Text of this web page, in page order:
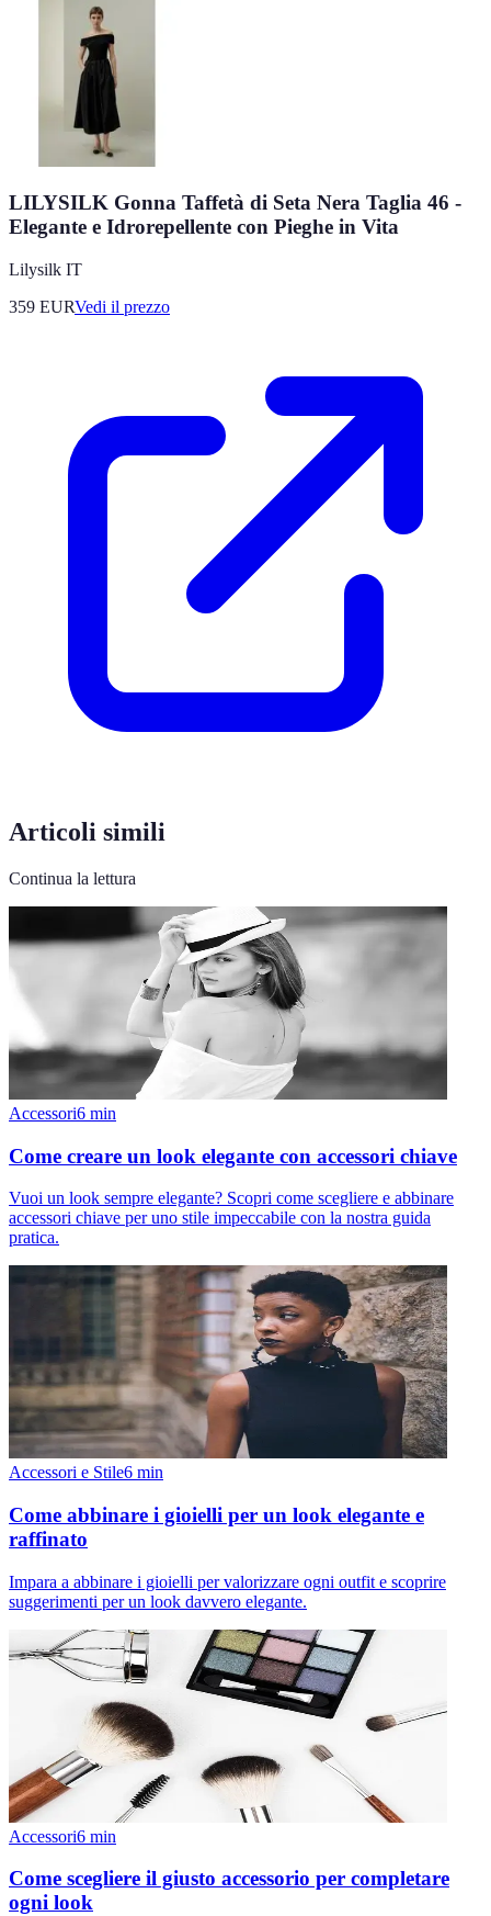
LILYSILK Gonna Taffetà di Seta Nera Taglia 46 -
Elegante e Idrorepellente con Pieghe in Vita
Lilysilk IT
359 EURVedi il prezzo
Articoli simili
Continua la lettura
Accessori6 min
Come creare un look elegante con accessori chiave
Vuoi un look sempre elegante? Scopri come scegliere e abbinare
accessori chiave per uno stile impeccabile con la nostra guida
pratica.
Accessori e Stile6 min
Come abbinare i gioielli per un look elegante e
raffinato
Impara a abbinare i gioielli per valorizzare ogni outfit e scoprire
suggerimenti per un look davvero elegante.
Accessori6 min
Come scegliere il giusto accessorio per completare
ogni look